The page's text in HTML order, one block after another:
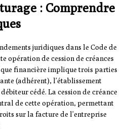
: Comprendre
juridiques dans le Code de
opération de cession de créances
financière implique trois parties
(adhérent), l’établissement
cédé. La cession de créance
de cette opération, permettant
sur la facture de l’entreprise